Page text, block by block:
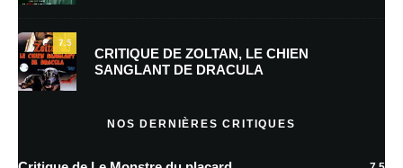
mon prochain commentaire.
plus sur la façon dont les données de vos commentaires sont
7.5
CRITIQUE DE ZOLTAN, LE CHIEN
SANGLANT DE DRACULA
NOS DERNIÈRES CRITIQUES